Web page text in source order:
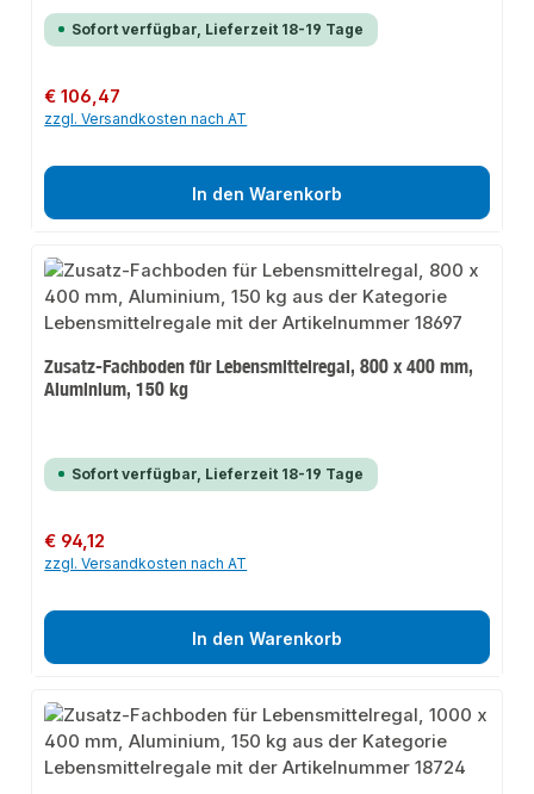
Sofort verfügbar, Lieferzeit 18-19 Tage
Regulärer Preis:
€ 106,47
zzgl. Versandkosten nach AT
In den Warenkorb
Zusatz-Fachboden für Lebensmittelregal, 800 x 400 mm,
Aluminium, 150 kg
Sofort verfügbar, Lieferzeit 18-19 Tage
Regulärer Preis:
€ 94,12
zzgl. Versandkosten nach AT
In den Warenkorb